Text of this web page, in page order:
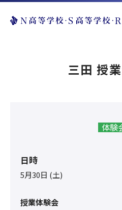
三田 授
体験
日時
5月30日 (土)
授業体験会